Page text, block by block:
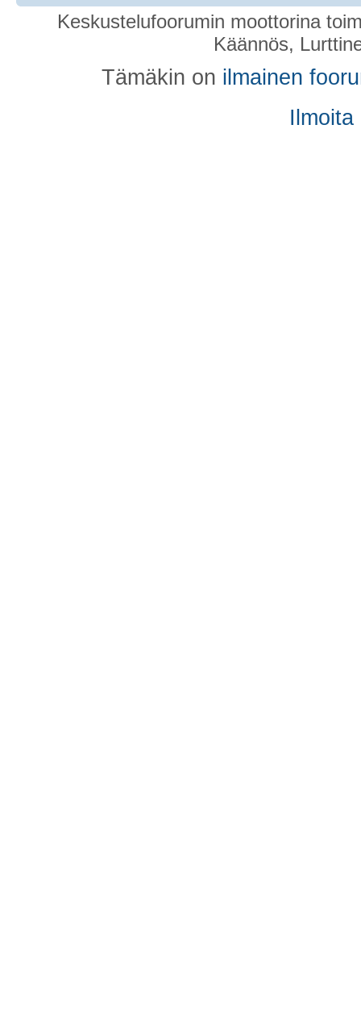
Keskustelufoorumin moottorina
Käännös,
Tämäkin on ilmainen